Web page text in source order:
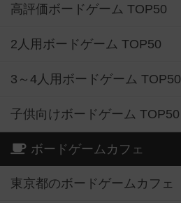
高評価ボードゲーム TOP50
2人用ボードゲーム TOP50
3～4人用ボードゲーム TOP50
子供向けボードゲーム TOP50
ボードゲームカフェ
東京都のボードゲームカフェ